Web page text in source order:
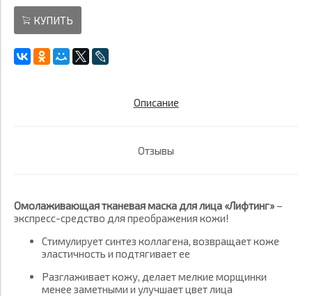
КУПИТЬ
Описание
Отзывы
Омолаживающая тканевая маска для лица «Лифтинг» –
экспресс-средство для преображения кожи!
Стимулирует синтез коллагена, возвращает коже
эластичность и подтягивает ее
Разглаживает кожу, делает мелкие морщинки
менее заметными и улучшает цвет лица